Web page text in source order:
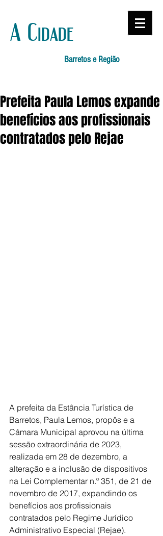
A Cidade
Barretos e Região
Prefeita Paula Lemos expande
benefícios aos profissionais
contratados pelo Rejae
A prefeita da Estância Turística de
Barretos, Paula Lemos, propôs e a
Câmara Municipal aprovou na última
sessão extraordinária de 2023,
realizada em 28 de dezembro, a
alteração e a inclusão de dispositivos
na Lei Complementar n.º 351, de 21 de
novembro de 2017, expandindo os
benefícios aos profissionais
contratados pelo Regime Jurídico
Administrativo Especial (Rejae).